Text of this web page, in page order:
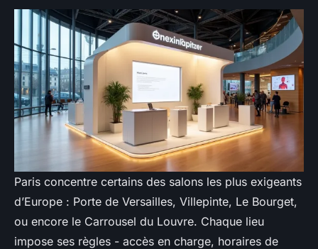
Paris concentre certains des salons les plus exigeants
d’Europe : Porte de Versailles, Villepinte, Le Bourget,
ou encore le Carrousel du Louvre. Chaque lieu
impose ses règles - accès en charge, horaires de